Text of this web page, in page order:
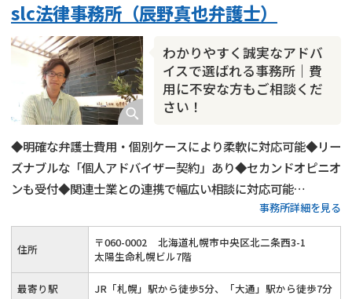
財産分与
内縁の夫婦 熟年離婚
わかりやすく誠実なアドバ
イスで選ばれる事務所｜費
用に不安な方もご相談くだ
さい！
slc法律事務所（辰野真也弁護士）
◆明確な弁護士費用・個別ケースにより柔軟に対応可能◆リー
ズナブルな「個人アドバイザー契約」あり◆セカンドオピニオ
ンも受付◆関連士業との連携で幅広い相談に対応可能
◆JR「札幌」駅から徒歩5分の好立地◆空きがあれば当日相談
も可能
事務所詳細を見る
住所 〒060-0002
北海道札幌市中央区北二条西3-1
太陽生命札幌ビル7階
最寄り駅 JR「札幌」駅から徒歩5分、「大通」駅から徒歩7分